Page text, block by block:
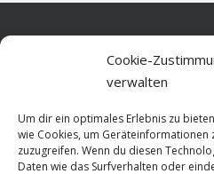
Cookie-
verwalten
Um dir ein optimales Erlebnis zu
wie Cookies, um
zuzugreifen. Wenn du diesen
Daten wie das Surfverhalten oder
Datenschutz
Cookie-Richtlinie (EU)